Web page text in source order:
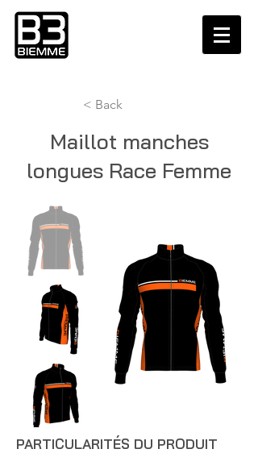
< Back
Maillot manches
longues Race Femme
PARTICULARITÉS DU PRODUIT